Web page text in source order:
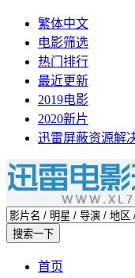
繁体中文
电影筛选
热门排行
最近更新
2019电影
2020新片
迅雷屏蔽资源解
首页